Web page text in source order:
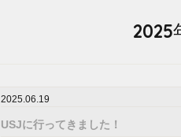
2025
2025.06.19
USJに行ってきました！